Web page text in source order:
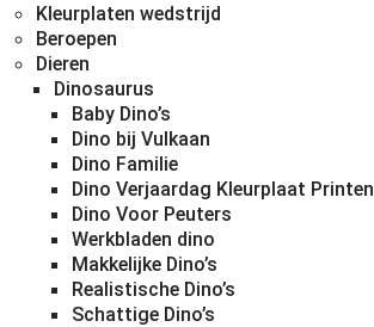
Kleurplaten wedstrijd
Beroepen
Dieren
Dinosaurus
Baby Dino’s
Dino bij Vulkaan
Dino Familie
Dino Verjaardag Kleurplaat Printen
Dino Voor Peuters
Werkbladen dino
Makkelijke Dino’s
Realistische Dino’s
Schattige Dino’s